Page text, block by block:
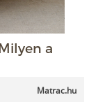
a
Matrac.hu